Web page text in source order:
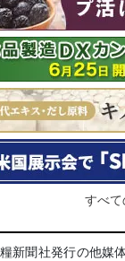
すべ
新聞社発行の他媒